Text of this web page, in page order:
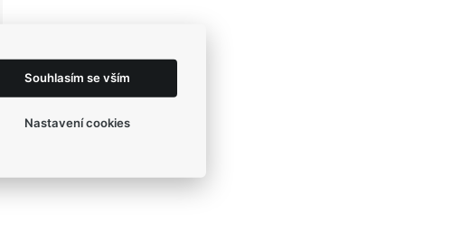
Souhlasím se vším
Nastavení cookies